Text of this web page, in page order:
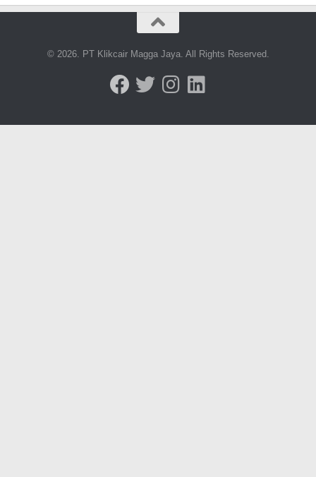
© 2026. PT Klikcair Magga Jaya. All Rights Reserved.